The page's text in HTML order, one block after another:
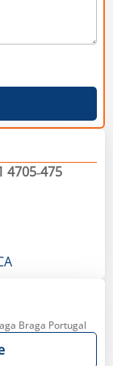
Braga Portugal